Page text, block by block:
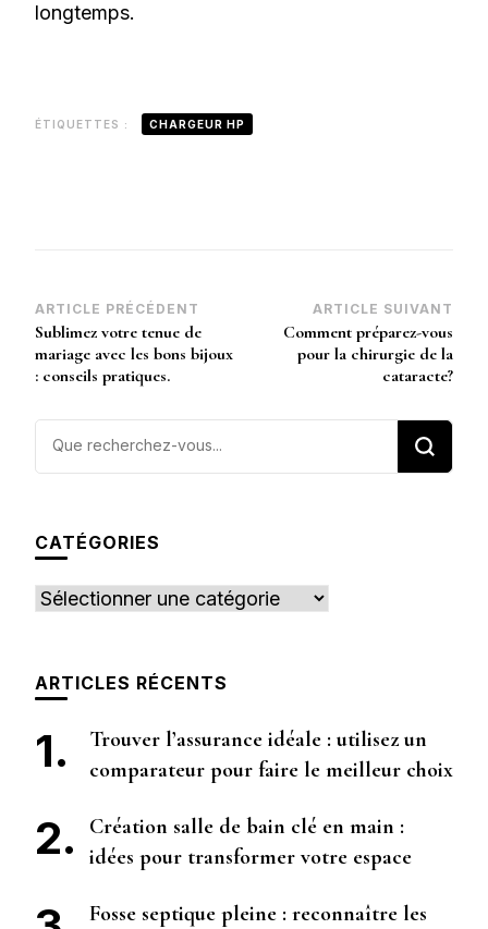
longtemps.
ÉTIQUETTES : CHARGEUR HP
Navigation
d’article
ARTICLE PRÉCÉDENT
Sublimez votre tenue de
mariage avec les bons bijoux
: conseils pratiques.
ARTICLE SUIVANT
Comment préparez-vous
pour la chirurgie de la
cataracte?
Vous
recherchiez
CATÉGORIES
Catégories
ARTICLES RÉCENTS
Trouver l’assurance idéale : utilisez un
comparateur pour faire le meilleur choix
Création salle de bain clé en main :
idées pour transformer votre espace
Fosse septique pleine : reconnaître les